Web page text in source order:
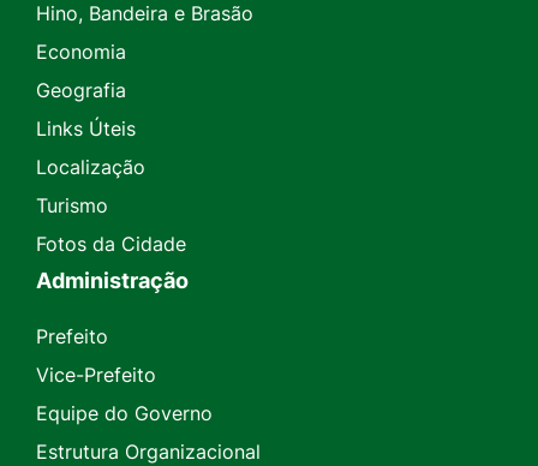
Hino, Bandeira e Brasão
Economia
Geografia
Links Úteis
Localização
Turismo
Fotos da Cidade
Administração
Prefeito
Vice-Prefeito
Equipe do Governo
Estrutura Organizacional